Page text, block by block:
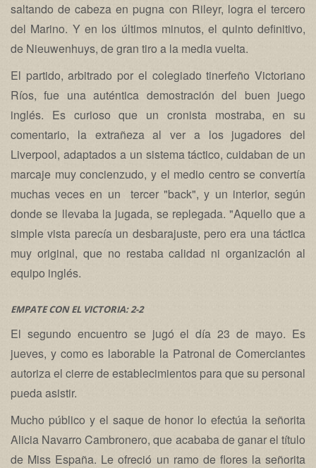
saltando de cabeza en pugna con Rileyr, logra el tercero
del Marino. Y en los últimos minutos, el quinto definitivo,
de Nieuwenhuys, de gran tiro a la media vuelta.
El partido, arbitrado por el colegiado tinerfeño Victoriano
Ríos, fue una auténtica demostración del buen juego
inglés. Es curioso que un cronista mostraba, en su
comentario, la extrañeza al ver a los jugadores del
Liverpool, adaptados a un sistema táctico, cuidaban de un
marcaje muy concienzudo, y el medio centro se convertía
muchas veces en un tercer "back", y un interior, según
donde se llevaba la jugada, se replegada. "Aquello que a
simple vista parecía un desbarajuste, pero era una táctica
muy original, que no restaba calidad ni organización al
equipo inglés.
EMPATE CON EL VICTORIA: 2-2
El segundo encuentro se jugó el día 23 de mayo. Es
jueves, y como es laborable la Patronal de Comerciantes
autoriza el cierre de establecimientos para que su personal
pueda asistir.
Mucho público y el saque de honor lo efectúa la señorita
Alicia Navarro Cambronero, que acababa de ganar el título
de Miss España. Le ofreció un ramo de flores la señorita